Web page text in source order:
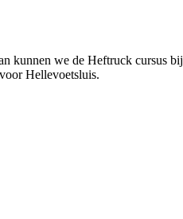
kunnen we de Heftruck cursus
Hellevoetsluis.